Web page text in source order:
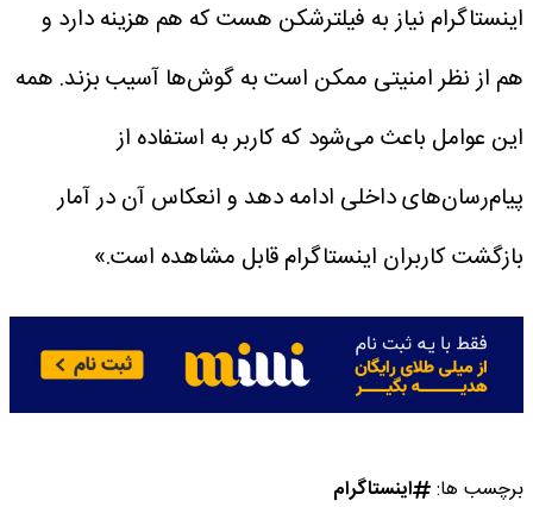
اینستاگرام نیاز به فیلترشکن هست که هم هزینه دارد و
هم از نظر امنیتی ممکن است به گوش‌ها آسیب بزند. همه
این عوامل باعث می‌شود که کاربر به استفاده از
پیام‌رسان‌های داخلی ادامه دهد و انعکاس آن در آمار
بازگشت کاربران اینستاگرام قابل مشاهده است.»
برچسب ها: اینستاگرام